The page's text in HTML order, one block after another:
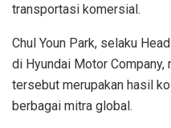
transportasi komersial.
Chul Youn Park, selaku
di Hyundai Motor Company,
tersebut merupakan hasil
berbagai mitra global.